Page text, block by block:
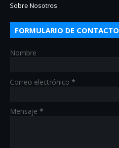
Sobre Nosotros
FORMULARIO DE CONTACTO
Nombre
Correo electrónico *
Mensaje *